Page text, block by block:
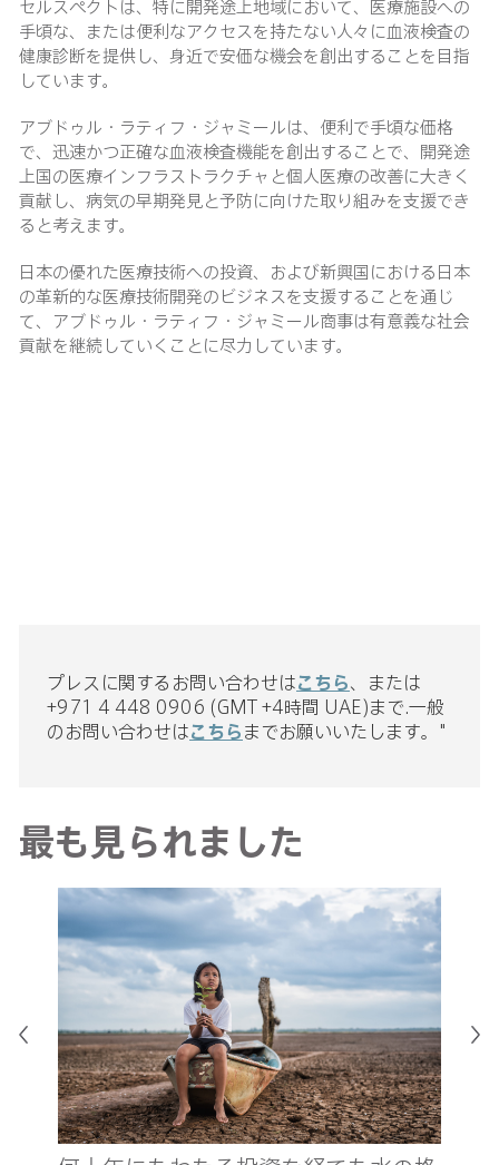
セルスペクトは、特に開発途上地域において、医療施設への
手頃な、または便利なアクセスを持たない人々に血液検査の
健康診断を提供し、身近で安価な機会を創出することを目指
しています。
アブドゥル・ラティフ・ジャミールは、便利で手頃な価格
で、迅速かつ正確な血液検査機能を創出することで、開発途
上国の医療インフラストラクチャと個人医療の改善に大きく
貢献し、病気の早期発見と予防に向けた取り組みを支援でき
ると考えます。
日本の優れた医療技術への投資、および新興国における日本
の革新的な医療技術開発のビジネスを支援することを通じ
て、アブドゥル・ラティフ・ジャミール商事は有意義な社会
貢献を継続していくことに尽力しています。
プレスに関するお問い合わせはこちら、または
+971 4 448 0906 (GMT +4時間 UAE)まで.一般
のお問い合わせはこちらまでお願いいたします。"
最も見られました